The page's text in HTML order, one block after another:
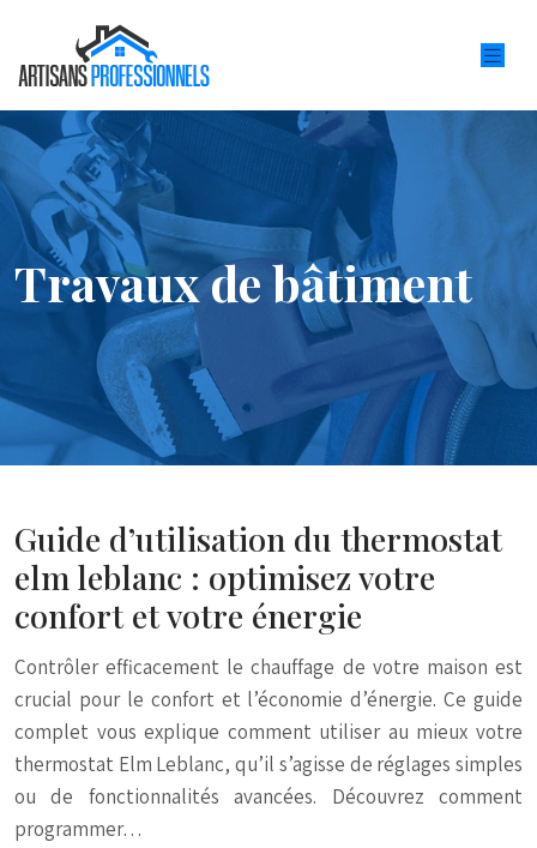
Travaux de bâtiment
Guide d’utilisation du thermostat
elm leblanc : optimisez votre
confort et votre énergie
Contrôler efficacement le chauffage de votre maison est
crucial pour le confort et l’économie d’énergie. Ce guide
complet vous explique comment utiliser au mieux votre
thermostat Elm Leblanc, qu’il s’agisse de réglages simples
ou de fonctionnalités avancées. Découvrez comment
programmer…